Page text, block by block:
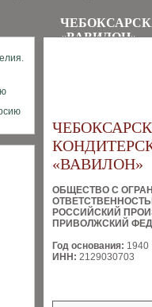
«ВАВИЛОН»
«ВАВИЛОН»
ОБЩЕСТВО С
РОССИЙСКИЙ
ПРИВОЛЖСКИЙ
Год основания: 1940
ИНН: 2129030703